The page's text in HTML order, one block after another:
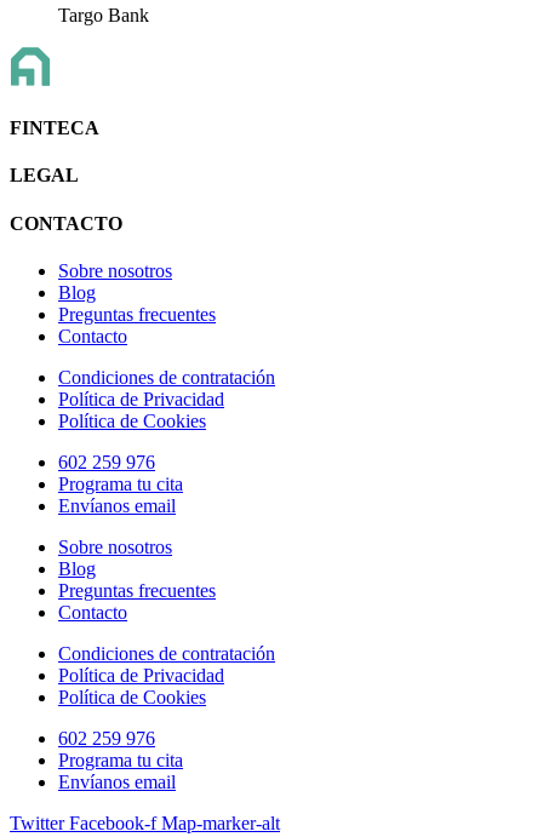
Targo Bank
FINTECA
LEGAL
CONTACTO
Sobre nosotros
Blog
Preguntas frecuentes
Contacto
Condiciones de contratación
Política de Privacidad
Política de Cookies
602 259 976
Programa tu cita
Envíanos email
Sobre nosotros
Blog
Preguntas frecuentes
Contacto
Condiciones de contratación
Política de Privacidad
Política de Cookies
602 259 976
Programa tu cita
Envíanos email
Twitter Facebook-f Map-marker-alt